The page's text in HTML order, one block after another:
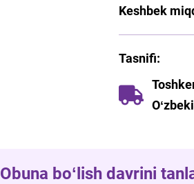
Keshbek
Tasnifi:
Obuna boʻlish davrini